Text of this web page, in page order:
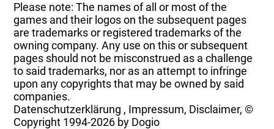
Please note: The names of all or most of the
games and their logos on the subsequent pages
are trademarks or registered trademarks of the
owning company. Any use on this or subsequent
pages should not be misconstrued as a challenge
to said trademarks, nor as an attempt to infringe
upon any copyrights that may be owned by said
companies.
Datenschutzerklärung , Impressum, Disclaimer, ©
Copyright 1994-2026 by Dogio